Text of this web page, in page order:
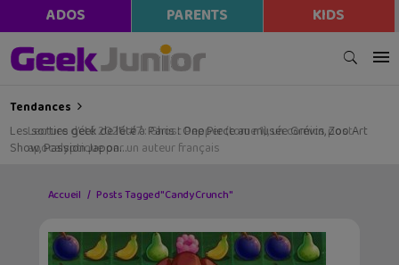
ADOS PARENTS KIDS
Tendances
Les sorties geek de l’été à Paris : One Piece au musée Grévin, Zoo Art
Show, Passion Japon…
Accueil Posts Tagged "Candy Crunch"